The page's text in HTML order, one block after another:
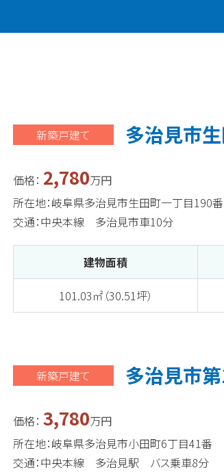
新築戸建て 多治見市
価格： 2,780万円
所在地：岐阜県多治見市生田町一丁目190
交通：中央本線 多治見市車10分
建物面積
101.03㎡（30.51坪）
新築戸建て 多治見市
価格： 3,780万円
所在地：岐阜県多治見市小田町6丁目41番
交通：中央本線 多治見駅 バス乗車8分